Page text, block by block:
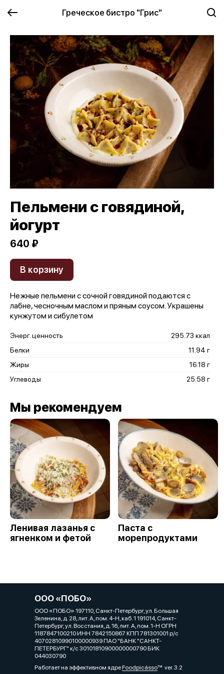
Греческое бистро "Грис"
Пельмени с говядиной,
йогурт
640 ₽
В корзину
Нежные пельмени с сочной говядиной подаются с
лабне, чесночным маслом и пряным соусом. Украшены
кунжутом и сибулетом
Энерг. ценность
295.73 ккал
Белки
11.94 г
Жиры
16.18 г
Углеводы
25.58 г
Мы рекомендуем
Ленивая лазанья с
ягненком и фетой
Паста с
морепродуктами
ООО «ПОБО»
ООО «ПОБО» 197110, Санкт-Петербург, ул. Большая
Зеленина, д. 28, лит. А, пом. 4-Н, каб. 1 191014, Санкт-
Петербург, ул. Восстания, д. 16, лит. А, пом. 1-Н ОГРН
1187847100210 ИНН 7842150867 КПП 781301001 р/с
40702810990100000939 ПАО "БАНК "САНКТ-
ПЕТЕРБУРГ" к/с 30101810900000000790 БИК
044030790
Работает на эффективном ядреFoodpicássover. 3.2